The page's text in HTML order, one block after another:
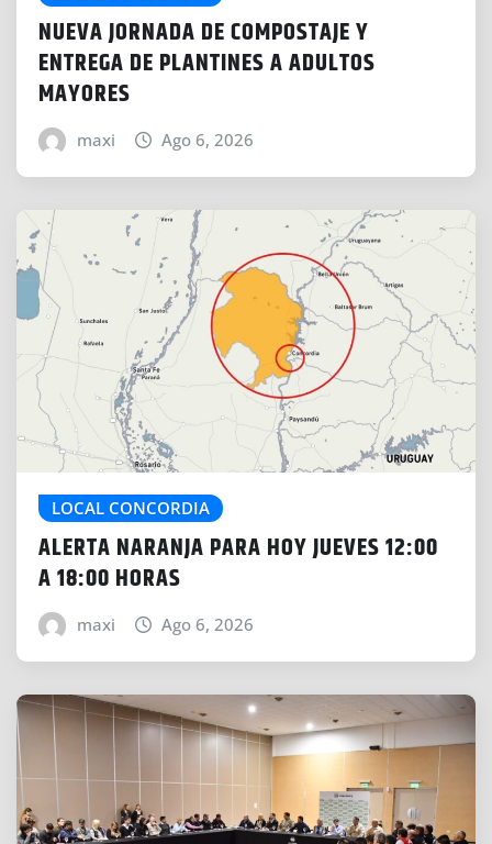
NUEVA JORNADA DE COMPOSTAJE Y
ENTREGA DE PLANTINES A ADULTOS
MAYORES
maxi Ago 6, 2026
LOCAL CONCORDIA
ALERTA NARANJA PARA HOY JUEVES 12:00
A 18:00 HORAS
maxi Ago 6, 2026